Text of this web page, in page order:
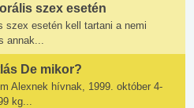
szex esetén
szex esetén kell tartani a nemi
annak...
De mikor?
Alexnek hívnak, 1999. október 4-
kg...